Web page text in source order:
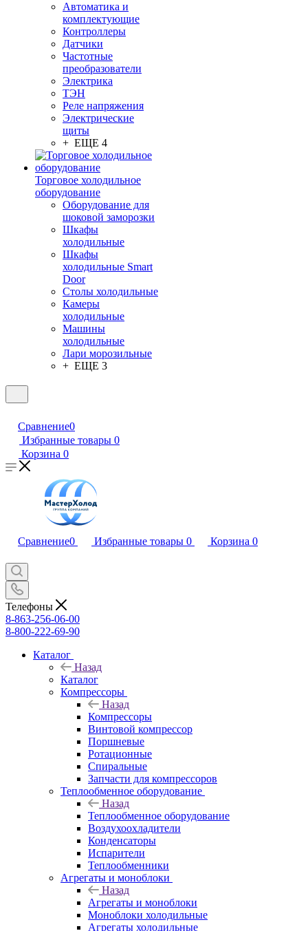
Автоматика и
комплектующие
Контроллеры
Датчики
Частотные
преобразователи
Электрика
ТЭН
Реле напряжения
Электрические
щиты
+ ЕЩЕ 4
Торговое холодильное
оборудование
Оборудование для
шоковой заморозки
Шкафы
холодильные
Шкафы
холодильные Smart
Door
Столы холодильные
Камеры
холодильные
Машины
холодильные
Лари морозильные
+ ЕЩЕ 3
Сравнение0
Избранные товары 0
Корзина 0
Сравнение0 Избранные товары 0 Корзина 0
Телефоны
8-863-256-06-00
8-800-222-69-90
Каталог
Назад
Каталог
Компрессоры
Назад
Компрессоры
Винтовой компрессор
Поршневые
Ротационные
Спиральные
Запчасти для компрессоров
Теплообменное оборудование
Назад
Теплообменное оборудование
Воздухоохладители
Конденсаторы
Испарители
Теплообменники
Агрегаты и моноблоки
Назад
Агрегаты и моноблоки
Моноблоки холодильные
Агрегаты холодильные